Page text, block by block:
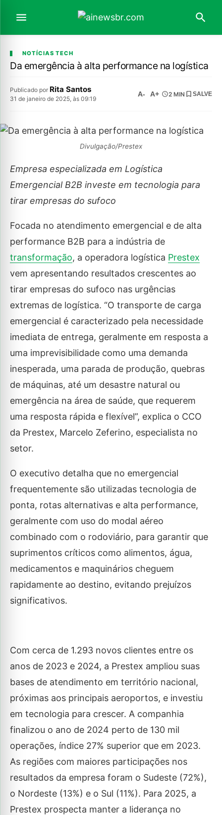
NOTÍCIAS TECH
Da emergência à alta performance na logística
Publicado por Rita Santos
31 de janeiro de 2025, às 09:19
A- A+ 2 MIN SALVE
Divulgação/Prestex
Empresa especializada em Logística
Emergencial B2B investe em tecnologia para
tirar empresas do sufoco
Focada no atendimento emergencial e de alta
performance B2B para a indústria de
transformação, a operadora logística Prestex
vem apresentando resultados crescentes ao
tirar empresas do sufoco nas urgências
extremas de logística. “O transporte de carga
emergencial é caracterizado pela necessidade
imediata de entrega, geralmente em resposta a
uma imprevisibilidade como uma demanda
inesperada, uma parada de produção, quebras
de máquinas, até um desastre natural ou
emergência na área de saúde, que requerem
uma resposta rápida e flexível”, explica o CCO
da Prestex, Marcelo Zeferino, especialista no
setor.
O executivo detalha que no emergencial
frequentemente são utilizadas tecnologia de
ponta, rotas alternativas e alta performance,
geralmente com uso do modal aéreo
combinado com o rodoviário, para garantir que
suprimentos críticos como alimentos, água,
medicamentos e maquinários cheguem
rapidamente ao destino, evitando prejuízos
significativos.
Com cerca de 1.293 novos clientes entre os
anos de 2023 e 2024, a Prestex ampliou suas
bases de atendimento em território nacional,
próximas aos principais aeroportos, e investiu
em tecnologia para crescer. A companhia
finalizou o ano de 2024 perto de 130 mil
operações, índice 27% superior que em 2023.
As regiões com maiores participações nos
resultados da empresa foram o Sudeste (72%),
o Nordeste (13%) e o Sul (11%). Para 2025, a
Prestex prospecta manter a liderança no